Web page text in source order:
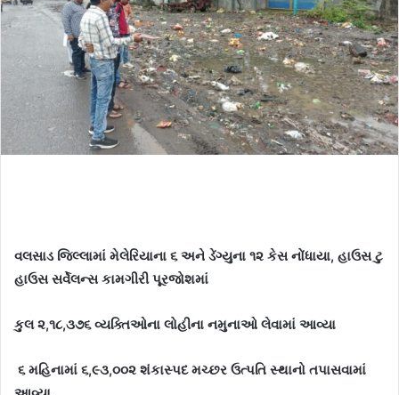
n
e
m
a
i
l
વલસાડ જિલ્લામાં મેલેરિયાના ૬ અને ડેંગ્યુના ૧૨ કેસ નોંધાયા, હાઉસ ટુ
હાઉસ સર્વેલન્સ કામગીરી પૂરજોશમાં
કુલ ૨,૧૮,૩૭૬ વ્યક્તિઓના લોહીના નમુનાઓ લેવામાં આવ્યા
૬ મહિનામાં ૬,૯૩,૦૦૨ શંકાસ્પદ મચ્છર ઉત્પતિ સ્થાનો તપાસવામાં